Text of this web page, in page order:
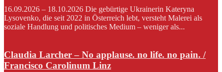
16.09.2026 – 18.10.2026 Die gebürtige Ukrainerin Kateryna
Lysovenko, die seit 2022 in Österreich lebt, versteht Malerei als
soziale Handlung und politisches Medium – weniger als...
Claudia Larcher – No applause. no life. no pain. /
Francisco Carolinum Linz